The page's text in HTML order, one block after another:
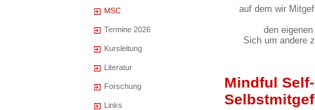
MSC
Termine 2026
Kursleitung
Literatur
Forschung
Links
auf dem wir
den
Sich um andere
Mindful